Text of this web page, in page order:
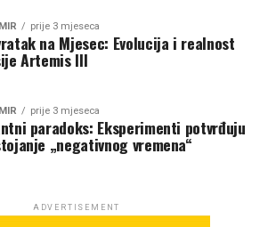
prije 3 mjeseca
na Mjesec: Evolucija i realnost
Artemis III
prije 3 mjeseca
paradoks: Eksperimenti potvrđuju
„negativnog vremena“
ADVERTISEMENT